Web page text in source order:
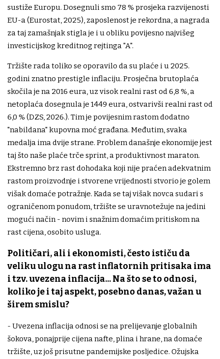
sustiže Europu. Dosegnuli smo 78 % prosjeka razvijenosti
EU-a (Eurostat, 2025), zaposlenost je rekordna, a nagrada
za taj zamašnjak stigla je i u obliku povijesno najvišeg
investicijskog kreditnog rejtinga "A".
Tržište rada toliko se oporavilo da su plaće i u 2025.
godini znatno prestigle inflaciju. Prosječna brutoplaća
skočila je na 2016 eura, uz visok realni rast od 6,8 %, a
netoplaća dosegnula je 1449 eura, ostvarivši realni rast od
6,0 % (DZS, 2026.). Tim je povijesnim rastom dodatno
"nabildana" kupovna moć građana. Međutim, svaka
medalja ima dvije strane. Problem današnje ekonomije jest
taj što naše plaće trče sprint, a produktivnost maraton.
Ekstremno brz rast dohodaka koji nije praćen adekvatnim
rastom proizvodnje i stvorene vrijednosti stvorio je golem
višak domaće potražnje. Kada se taj višak novca sudari s
ograničenom ponudom, tržište se uravnotežuje na jedini
mogući način - novim i snažnim domaćim pritiskom na
rast cijena, osobito usluga.
Političari, ali i ekonomisti, često ističu da
veliku ulogu na rast inflatornih pritisaka ima
i tzv. uvezena inflacija... Na što se to odnosi,
koliko je i taj aspekt, posebno danas, važan u
širem smislu?
- Uvezena inflacija odnosi se na prelijevanje globalnih
šokova, ponajprije cijena nafte, plina i hrane, na domaće
tržište, uz još prisutne pandemijske posljedice. Ožujska